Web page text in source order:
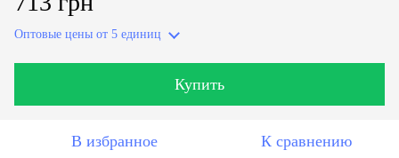
Оптовые цены от 5 единиц
Купить
В избранное К сравнению